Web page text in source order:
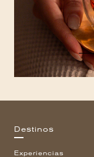
Destinos
Experiencias